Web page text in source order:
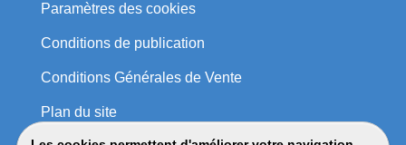
Paramètres des cookies
Conditions de publication
Conditions Générales de Vente
Plan du site